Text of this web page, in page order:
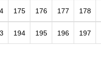
175 176 177 178
194 195 196 197